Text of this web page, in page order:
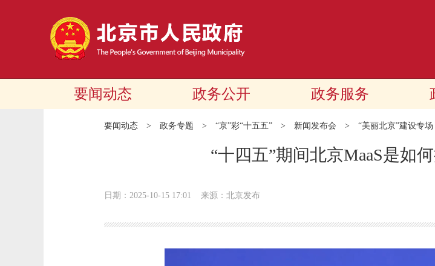
要闻动态 政务公开 政务服务
要闻动态 > 政务专题 > “京”彩“十五五” > 新闻发布会 > “美丽北京”建设专场
“十四五”期间北京MaaS是如
日期：2025-10-15 17:01 来源：北京发布